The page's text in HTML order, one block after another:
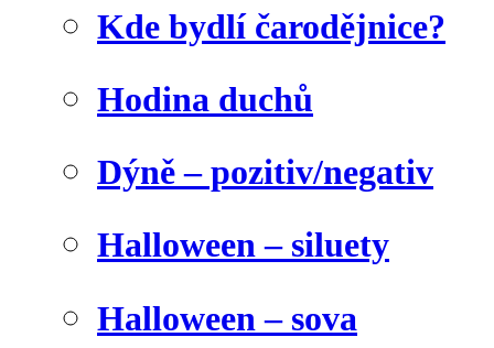
Kde bydlí čarodějnice?
Hodina duchů
Dýně – pozitiv/negativ
Halloween – siluety
Halloween – sova